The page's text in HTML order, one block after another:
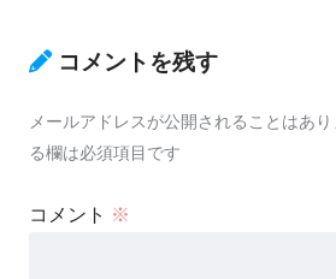
コメントを残す
メールアドレスが公開されることはあり
る欄は必須項目です
コメント ※